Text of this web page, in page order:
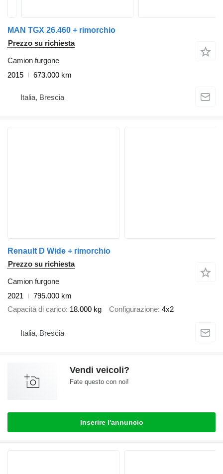
MAN TGX 26.460 + rimorchio
Prezzo su richiesta
Camion furgone
2015
673.000 km
Italia, Brescia
Renault D Wide + rimorchio
Prezzo su richiesta
Camion furgone
2021
795.000 km
Capacità di carico 18.000 kg Configurazione 4x2
Italia, Brescia
Vendi veicoli?
Fate questo con noi!
Inserire l'annuncio